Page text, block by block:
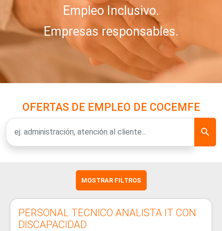
Empleo Inclusivo.
Empresas responsables.
OFERTAS DE EMPLEO DE COCEMFE
MOSTRAR FILTROS
PERSONAL TECNICO ANALISTA IT CON
DISCAPACIDAD